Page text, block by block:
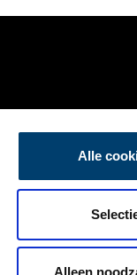
Alle
Alleen